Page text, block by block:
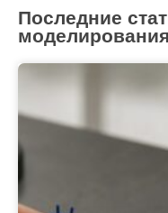
Последние
моделирования